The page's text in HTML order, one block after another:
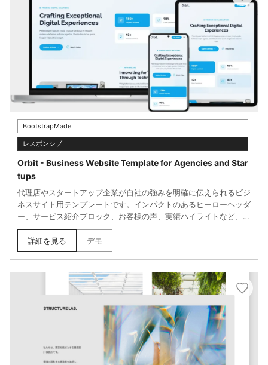
BootstrapMade
レスポンシブ
Orbit - Business Website Template for Agencies and Star
tups
代理店やスタートアップ企業が自社の強みを明確に伝えられるビジ
ネスサイト用テンプレートです。インパクトのあるヒーローヘッダ
ー、サービス紹介ブロック、お客様の声、実績ハイライトなど、訪
問者の信頼を得るためのセクションが充実しています。整ったタイ
ポグラフィと適度な余白で読みやすく、問い合わせや予約へのスム
ーズな導線設計が魅力です。
詳細を見る デモ